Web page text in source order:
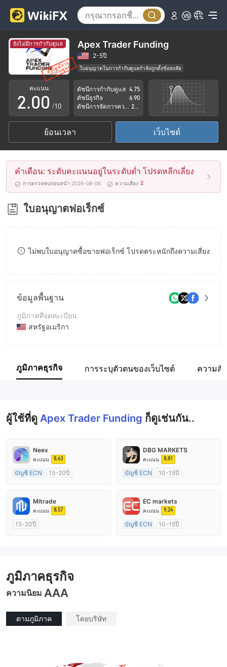
ยังไม่มีการกำกับดูแล Apex Trader Funding
2-5ปี
ใบอนุญาตในการกำกับดูแลกำลังถูกตั้งข้อสงสัย
ธุรกิจทั่วโลก
ระวังความเสี่ยงอันตรายที่อาจจะซ่อนอยู่
คะแนน
0
1
2
3
4
5
6
7
8
9
.0
1
2
3
4
5
6
7
0
1
2
3
4
5
6
7
/10
ดัชนีการกำกับดูแล 4.75
ดัชนีธุรกิจ
6.90
ย้อนเวลา เว็บไซต์
คำเตือน: ระดับคะแนนอยู่ในระดับต่ำ โปรดหลีกเลี่ยง
การตรวจพบก่อนหน้า 2026-08-06 ความเสี่ยง 2
ใบอนุญาตฟอเร็กซ์
ไม่พบใบอนุญาตซื้อขายฟอเร็กซ์ โปรดตระหนักถึงความเสี่ยง
ข้อมูลพื้นฐาน
ภูมิภาคที่จดทะเบียน
สหรัฐอเมริกา
ชื่อบริษัท
ภูมิภาคธุรกิจ การระบุตัวตนของเว็บไซต์ ความสั
ผู้ใช้ที่ดู Apex Trader Funding ก็ดูเช่นกัน..
Neex
คะแนน 8.63
บัญชี ECN
15-20ปี
ใบอนุญาต MT4 แบบเต็ม
DBG MARKETS
คะแนน 8.81
บัญชี ECN
10-15ปี
ใบอนุญาต MT4 แบบเต็ม
Mitrade
คะแนน 8.57
15-20ปี
EC markets
คะแนน 9.24
บัญชี ECN
10-15ปี
ภูมิภาคธุรกิจ
ความนิยม AAA
ตามภูมิภาค โดยบริษัท